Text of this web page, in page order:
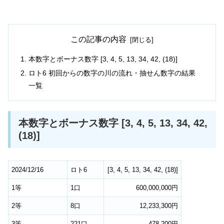
この記事の内容
本数字とボーナス数字 [3, 4, 5, 13, 34, 42, (18)]
ロト6 初回からの数字の川の流れ・抽せん数字の結果
一覧
本数字とボーナス数字 [3, 4, 5, 13, 34, 42,
(18)]
2024/12/16 ロト6 [3, 4, 5, 13, 34, 42, (18)]
1等 1口 600,000,000円
2等 8口 12,233,300円